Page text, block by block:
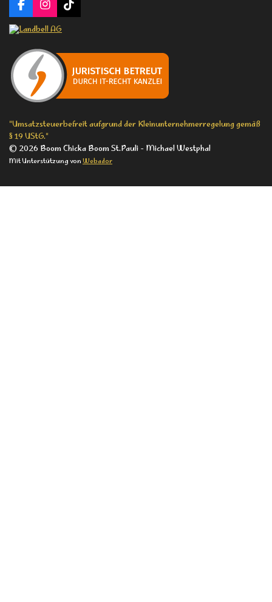
F
a
c
b
o
I
n
s
a
r
a
m
T
i
o
"Umsatzsteuerbefreit aufgrund der Kleinunternehmerregelung gemäß
§ 19 UStG."
© 2026 Boom Chicka Boom St.Pauli - Michael Westphal
Mit Unterstützung vonWebador